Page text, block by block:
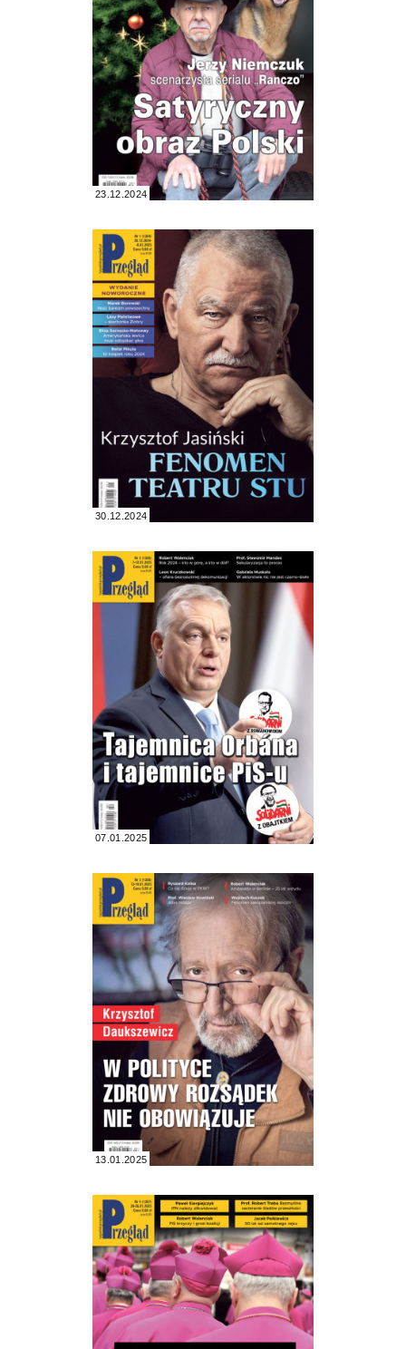
23.12.2024
30.12.2024
07.01.2025
13.01.2025